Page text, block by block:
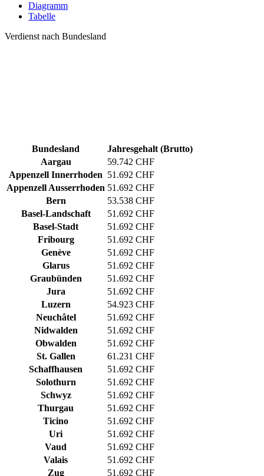
Diagramm
Tabelle
Verdienst nach Bundesland
Bundesland
Jahresgehalt (Brutto)
Aargau
59.742 CHF
Appenzell Innerrhoden 51.692 CHF
Appenzell Ausserrhoden 51.692 CHF
Bern
53.538 CHF
Basel-Landschaft
51.692 CHF
Basel-Stadt
51.692 CHF
Fribourg
51.692 CHF
Genève
51.692 CHF
Glarus
51.692 CHF
Graubünden
51.692 CHF
Jura
51.692 CHF
Luzern
54.923 CHF
Neuchâtel
51.692 CHF
Nidwalden
51.692 CHF
Obwalden
51.692 CHF
St. Gallen
61.231 CHF
Schaffhausen
51.692 CHF
Solothurn
51.692 CHF
Schwyz
51.692 CHF
Thurgau
51.692 CHF
Ticino
51.692 CHF
Uri
51.692 CHF
Vaud
51.692 CHF
Valais
51.692 CHF
Zug
51.692 CHF